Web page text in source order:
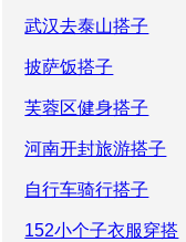
武汉去泰山搭子
披萨饭搭子
芙蓉区健身搭子
河南开封旅游搭子
自行车骑行搭子
152小个子衣服穿搭